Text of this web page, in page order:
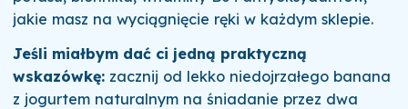
jakie masz na wyciągnięcie ręki w każdym sklepie.
Jeśli miałbym dać ci jedną praktyczną
wskazówkę:zacznij od lekko niedojrzałego banana
z jogurtem naturalnym na śniadanie przez dwa